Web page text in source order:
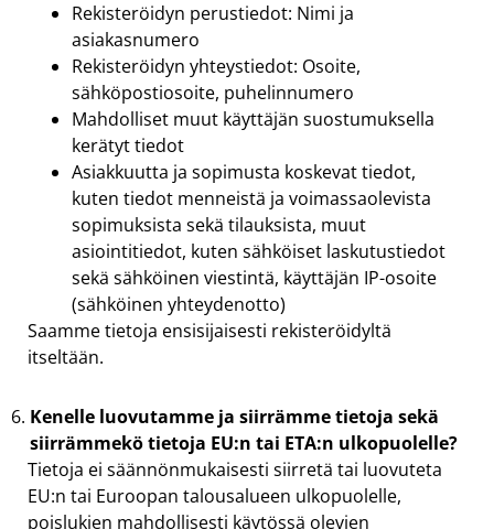
Rekisteröidyn perustiedot: Nimi ja
asiakasnumero
Rekisteröidyn yhteystiedot: Osoite,
sähköpostiosoite, puhelinnumero
Mahdolliset muut käyttäjän suostumuksella
kerätyt tiedot
Asiakkuutta ja sopimusta koskevat tiedot,
kuten tiedot menneistä ja voimassaolevista
sopimuksista sekä tilauksista, muut
asiointitiedot, kuten sähköiset laskutustiedot
sekä sähköinen viestintä, käyttäjän IP-osoite
(sähköinen yhteydenotto)
Saamme tietoja ensisijaisesti rekisteröidyltä
itseltään.
Kenelle luovutamme ja siirrämme tietoja sekä
siirrämmekö tietoja EU:n tai ETA:n ulkopuolelle?
Tietoja ei säännönmukaisesti siirretä tai luovuteta
EU:n tai Euroopan talousalueen ulkopuolelle,
poislukien mahdollisesti käytössä olevien